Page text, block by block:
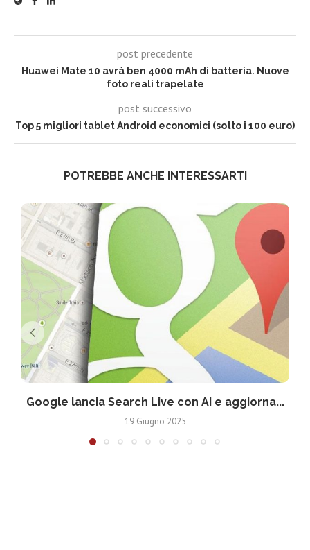
post precedente
Huawei Mate 10 avrà ben 4000 mAh di batteria. Nuove
foto reali trapelate
post successivo
Top 5 migliori tablet Android economici (sotto i 100 euro)
POTREBBE ANCHE INTERESSARTI
Google lancia Search Live con AI e aggiorna...
19 Giugno 2025